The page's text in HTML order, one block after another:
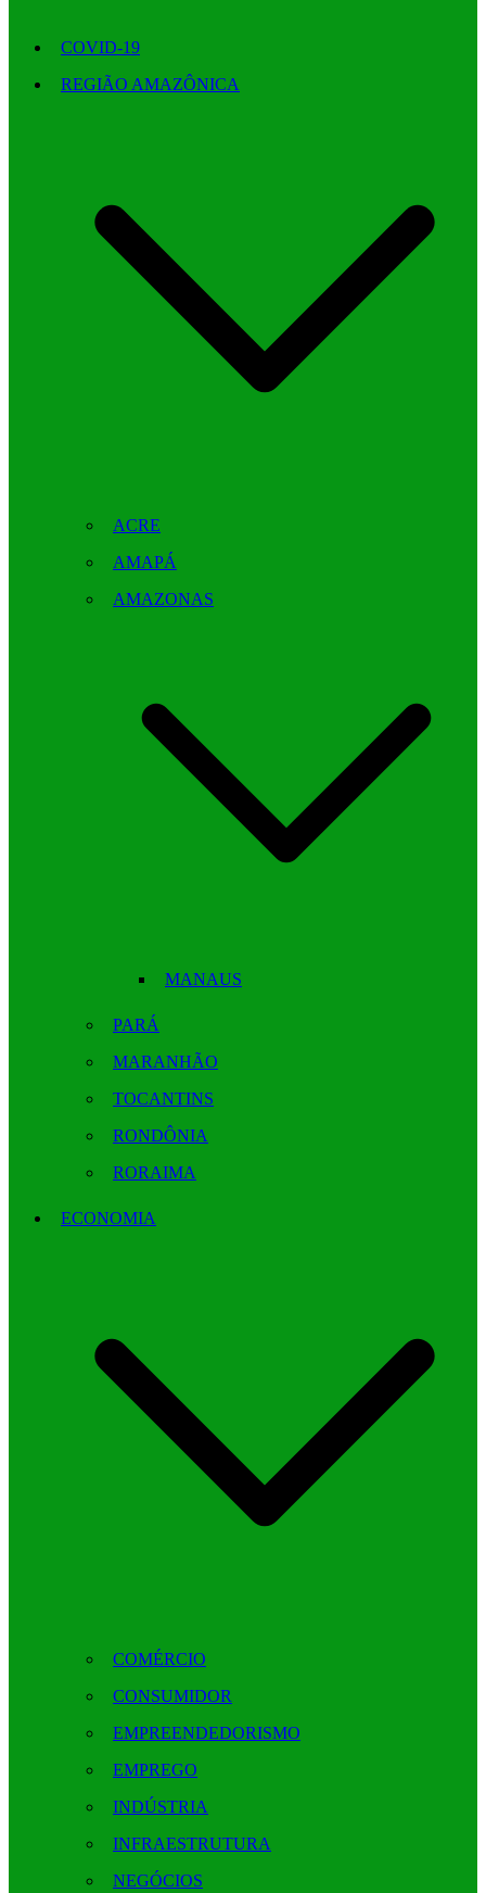
COVID-19
REGIÃO AMAZÔNICA
ACRE
AMAPÁ
AMAZONAS
MANAUS
PARÁ
MARANHÃO
TOCANTINS
RONDÔNIA
RORAIMA
ECONOMIA
COMÉRCIO
CONSUMIDOR
EMPREENDEDORISMO
EMPREGO
INDÚSTRIA
INFRAESTRUTURA
NEGÓCIOS